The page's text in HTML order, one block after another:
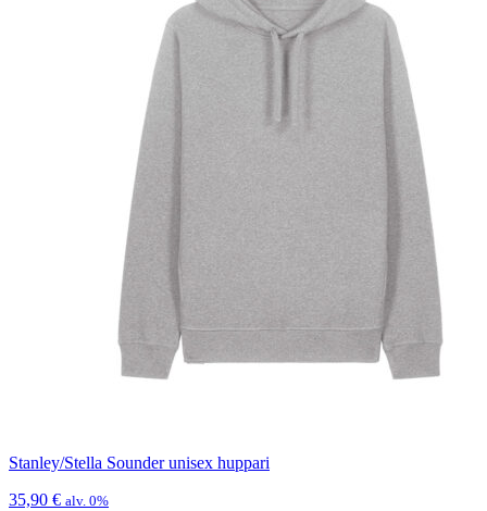
Stanley/Stella Sounder unisex huppari
35,90 € alv. 0%